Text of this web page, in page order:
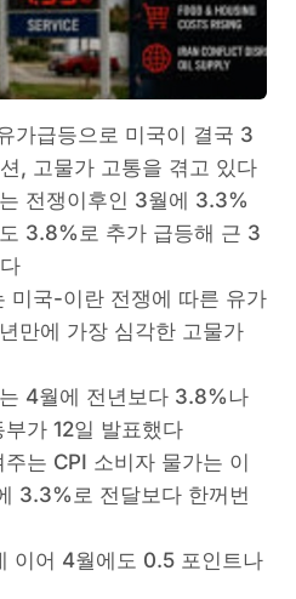
가급등으로 미국이 결국 3
, 고물가 고통을 겪고 있다
전쟁이후인 3월에 3.3%
3.8%로 추가 급등해 근 3
미국-이란 전쟁에 따른 유가
만에 가장 심각한 고물가
4월에 전년보다 3.8%나
가 12일 발표했다
는 CPI 소비자 물가는 이
3.3%로 전달보다 한꺼번
이어 4월에도 0.5 포인트나